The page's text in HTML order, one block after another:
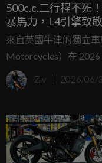
500c.c.二行程不死
暴馬力，L4引擎致
來自英國牛津的獨立
Motorcycles）在
Aperion」打響名號，
進了一具 1,000c.c. 的
Ziv 2026/06/